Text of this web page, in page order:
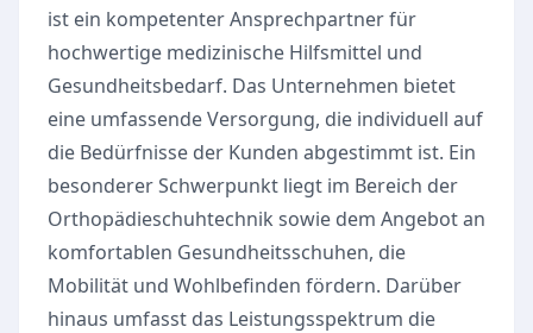
ist ein kompetenter Ansprechpartner für
hochwertige medizinische Hilfsmittel und
Gesundheitsbedarf. Das Unternehmen bietet
eine umfassende Versorgung, die individuell auf
die Bedürfnisse der Kunden abgestimmt ist. Ein
besonderer Schwerpunkt liegt im Bereich der
Orthopädieschuhtechnik sowie dem Angebot an
komfortablen Gesundheitsschuhen, die
Mobilität und Wohlbefinden fördern. Darüber
hinaus umfasst das Leistungsspektrum die